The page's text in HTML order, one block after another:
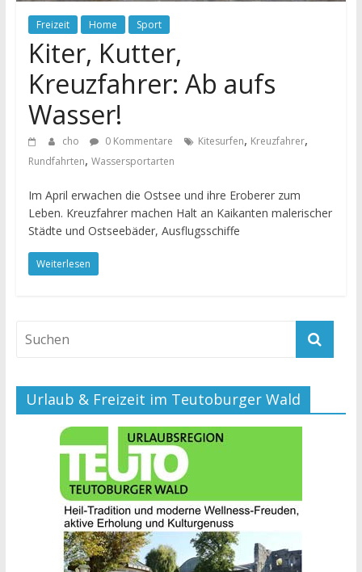
Freizeit Home Sport
Kiter, Kutter,
Kreuzfahrer: Ab aufs
Wasser!
cho 0 Kommentare Kitesurfen, Kreuzfahrer,
Rundfahrten, Wassersportarten
Im April erwachen die Ostsee und ihre Eroberer zum
Leben. Kreuzfahrer machen Halt an Kaikanten malerischer
Städte und Ostseebäder, Ausflugsschiffe
Weiterlesen
Urlaub & Freizeit im Teutoburger Wald